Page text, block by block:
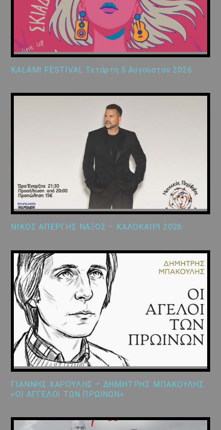
KALAMI FESTIVAL Τετάρτη 5 Αυγούστου 2026
ΝΙΚΟΣ ΑΠΕΡΓΗΣ ΝΑΞΟΣ – ΚΑΛΟΚΑΙΡΙ 2026
ΓΙΑΝΝΗΣ ΧΑΡΟΥΛΗΣ – ΔΗΜΗΤΡΗΣ ΜΠΑΚΟΥΛΗΣ
«ΟΙ ΑΓΓΕΛΟΙ ΤΩΝ ΠΡΩΙΝΩΝ»